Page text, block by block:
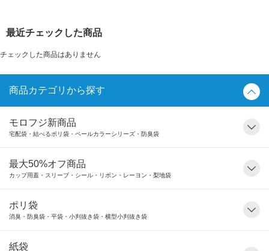
最近チェックした商品
チェックした商品はありません
商品カテゴリから探す
モロフジ新商品
宅配袋・結べるポリ袋・ペールカラーシリーズ・防臭袋
最大50%オフ商品
カップ用蓋・スリーブ・シール・リボン・レーヨン・梨地袋
ポリ袋
消臭・防臭袋・平袋・小判抜き袋・横型小判抜き袋
紙袋